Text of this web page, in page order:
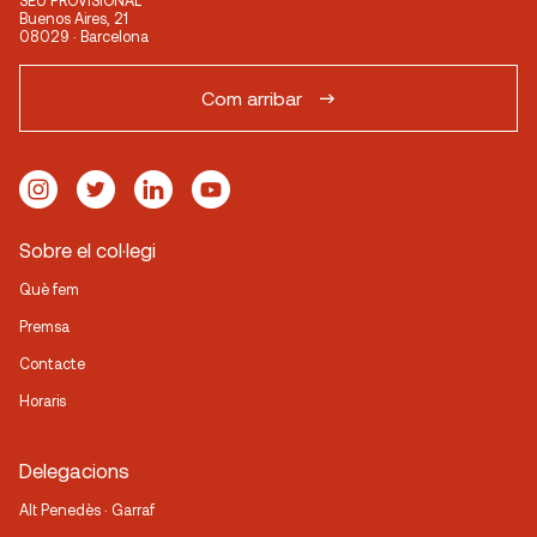
Buenos Aires, 21
08029 · Barcelona
Com arribar
Sobre el col·legi
Què fem
Premsa
Contacte
Horaris
Delegacions
Alt Penedès · Garraf